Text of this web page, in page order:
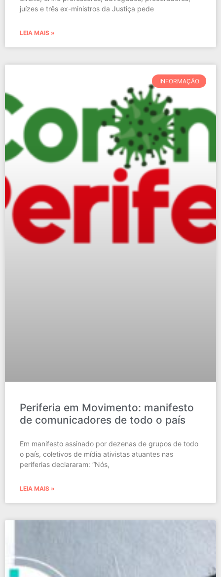
juízes e três ex-ministros da Justiça pede
LEIA MAIS »
INFORMAÇÃO
Periferia em Movimento: manifesto
de comunicadores de todo o país
Em manifesto assinado por dezenas de grupos de todo
o país, coletivos de mídia ativistas atuantes nas
periferias declararam: “Nós,
LEIA MAIS »